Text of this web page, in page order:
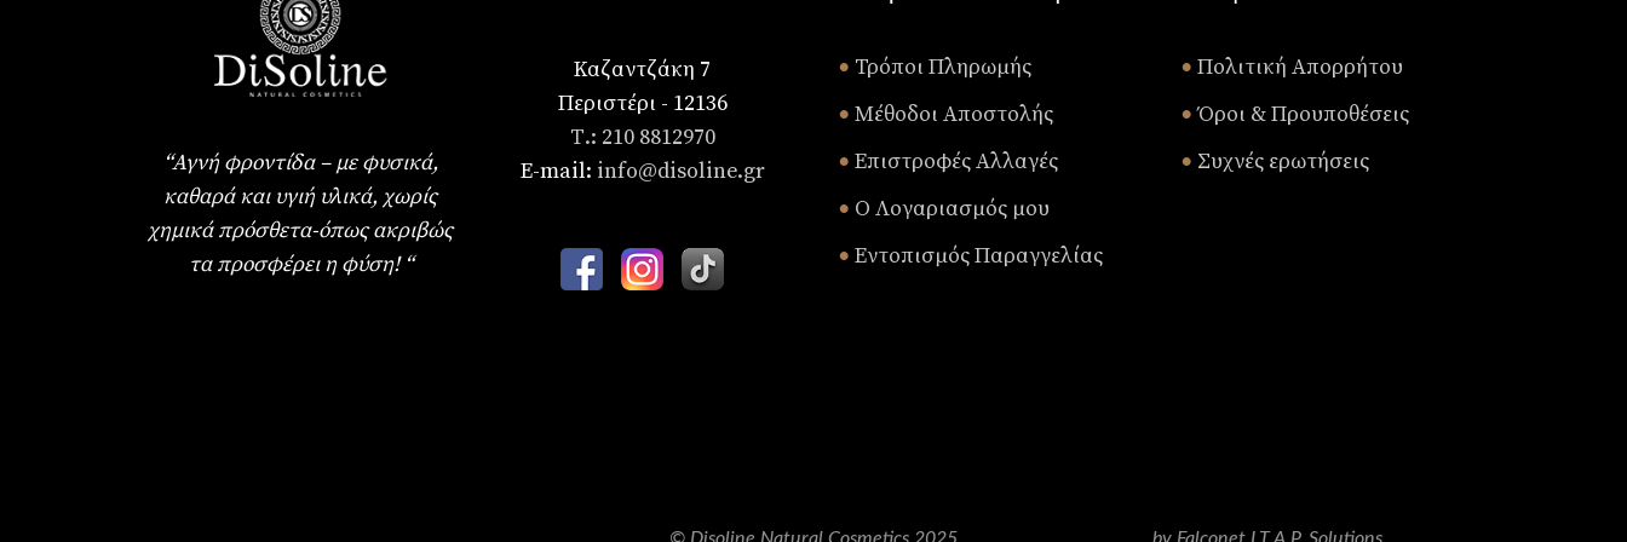
“Αγνή φροντίδα – με φυσικά,
καθαρά και υγιή υλικά, χωρίς
χημικά πρόσθετα-όπως ακριβώς
τα προσφέρει η φύση! “
Καζαντζάκη 7
Περιστέρι - 12136
Τ.: 210 8812970
E-mail: info@disoline.gr
• Τρόποι Πληρωμής
• Μέθοδοι Αποστολής
• Επιστροφές Αλλαγές
• Ο Λογαριασμός μου
• Εντοπισμός Παραγγελίας
• Πολιτική Απορρήτου
• Όροι & Προυποθέσεις
• Συχνές ερωτήσεις
© Disoline Natural Cosmetics 2025 by Falconet I.T.A.P. Solutions.